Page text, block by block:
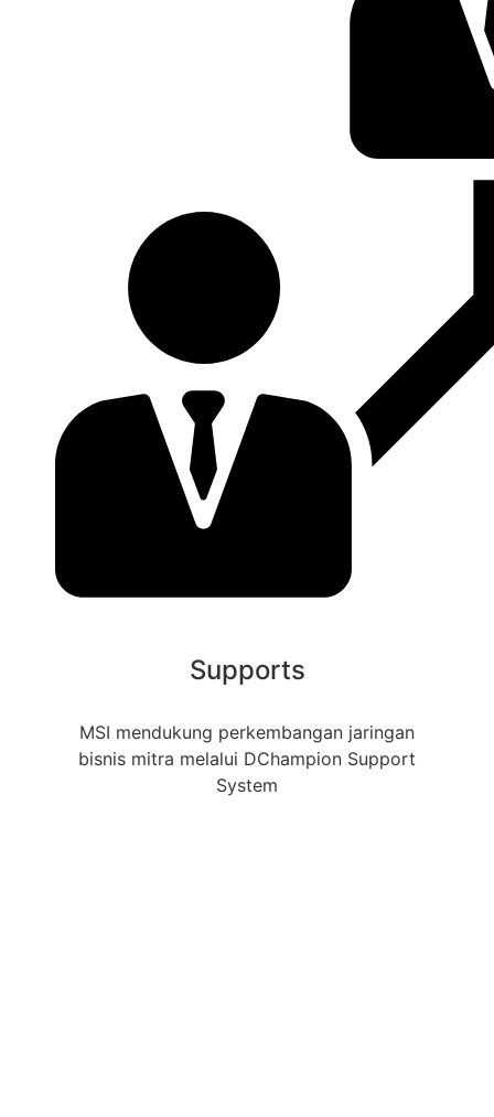
Supports
MSI mendukung perkembangan jaringan
bisnis mitra melalui DChampion Support
System